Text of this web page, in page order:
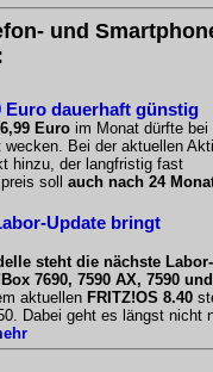
und
Euro dauerhaft günstig
Euro im Monat dürfte bei
Bei der aktuellen
hinzu, der langfristig fast
soll auch nach 24
Update bringt
steht die nächste Labor-
7690, 7590 AX, 7590 und
aktuellen FRITZ!OS 8.40
Dabei geht es längst nicht